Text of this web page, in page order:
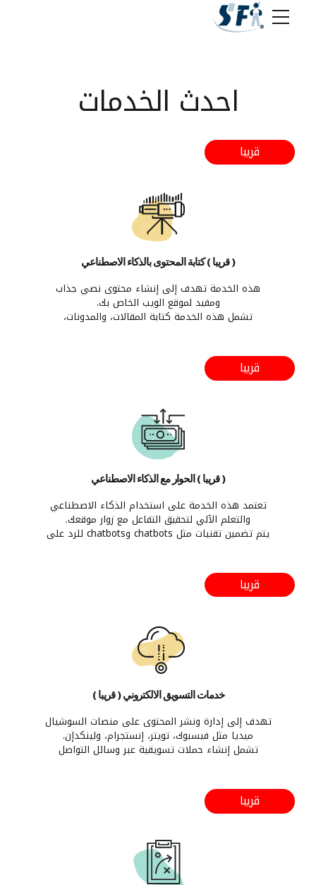
احدث الخدمات
قريبا
( قريبا ) كتابة المحتوى بالذكاء الاصطناعي
هذه الخدمة تهدف إلى إنشاء محتوى نصي جذاب
ومفيد لموقع الويب الخاص بك.
تشمل هذه الخدمة كتابة المقالات، والمدونات،
مع استراتيجية التسويق الرقمي.
قريبا
( قريبا ) الحوار مع الذكاء الاصطناعي
تعتمد هذه الخدمة على استخدام الذكاء الاصطناعي
والتعلم الآلي لتحقيق التفاعل مع زوار موقعك.
يتم تضمين تقنيات مثل chatbots وchatbots للرد على
الوظائف، خبير البرمجيات، خبير إدارة المشاريع، إلخ.
قريبا
خدمات التسويق الالكتروني ( قريبا )
تهدف إلى إدارة ونشر المحتوى على منصات السوشيال
ميديا مثل فيسبوك، تويتر، إنستجرام، ولينكدإن.
تشمل إنشاء حملات تسويقية عبر وسائل التواصل
منصات السوشيال ميديا.
قريبا